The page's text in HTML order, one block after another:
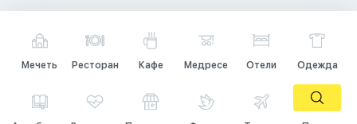
Мечеть Ресторан Кафе Медресе Отели Одежда